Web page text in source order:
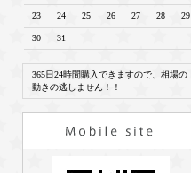
23 24 25 26 27 28 29
30 31
365日24時間購入できますので、相場の
動きの逃しません！！